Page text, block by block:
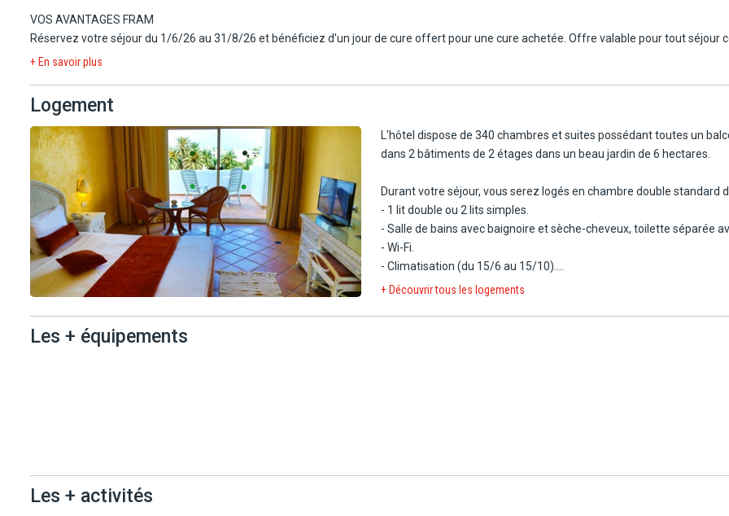
fitness. De quoi s'accorder un massage, découvrir un soin tunisien ou simplement ralentir le rythme pendant quelques heures.
VOS AVANTAGES FRAM
Réservez votre séjour du 1/6/26 au 31/8/26 et bénéficiez d'un jour de cure offert pour une cure achetée. Offre valable pour tout séjour
+ En savoir plus
Logement
L'hôtel dispose de 340 chambres et suites possédant toutes un
dans 2 bâtiments de 2 étages dans un beau jardin de 6 hectares.
Durant votre séjour, vous serez logés en chambre double standard
- 1 lit double ou 2 lits simples.
- Salle de bains avec baignoire et sèche-cheveux, toilette séparée
- Wi-Fi.
- Climatisation (du 15/6 au 15/10).
- Télévision satellite.
+ Découvrir tous les logements
Les + équipements
Les + activités